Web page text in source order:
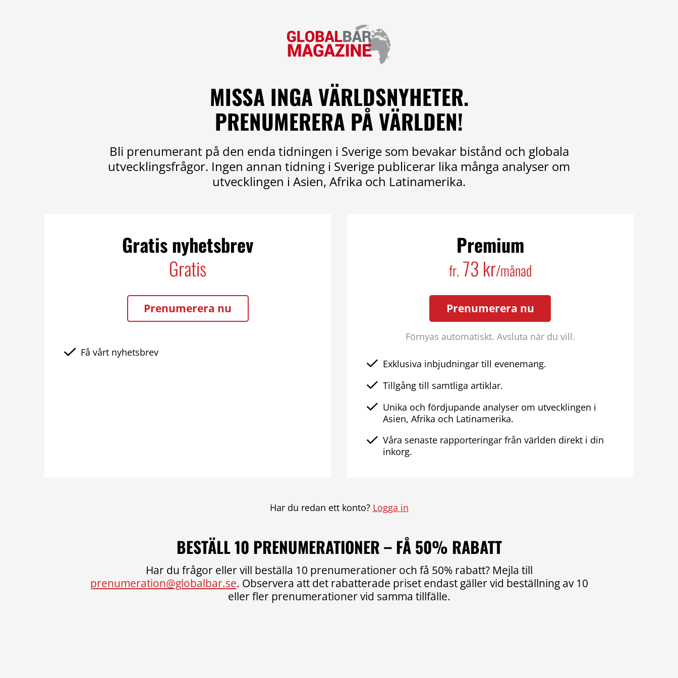
MISSA INGA VÄRLDSNYHETER.
PRENUMERERA PÅ VÄRLDEN!
Bli prenumerant på den enda tidningen i Sverige som bevakar bistånd och globala
utvecklingsfrågor. Ingen annan tidning i Sverige publicerar lika många analyser om
utvecklingen i Asien, Afrika och Latinamerika.
Gratis nyhetsbrev
Gratis
Prenumerera nu
Få vårt nyhetsbrev
Premium
fr. 73 kr/månad
Prenumerera nu
Förnyas automatiskt. Avsluta när du vill.
Exklusiva inbjudningar till evenemang.
Tillgång till samtliga artiklar.
Unika och fördjupande analyser om utvecklingen i
Asien, Afrika och Latinamerika.
Våra senaste rapporteringar från världen direkt i din
inkorg.
Har du redan ett konto? Logga in
BESTÄLL 10 PRENUMERATIONER – FÅ 50% RABATT
Har du frågor eller vill beställa 10 prenumerationer och få 50% rabatt? Mejla till
prenumeration@globalbar.se. Observera att det rabatterade priset endast gäller vid beställning av 10
eller fler prenumerationer vid samma tillfälle.